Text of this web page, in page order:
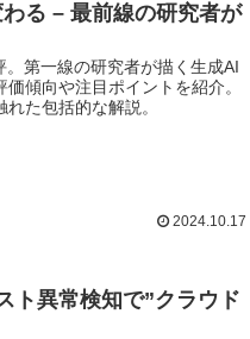
る – 最前線の研究者が
。第一線の研究者が描く生成AI
傾向や注目ポイントを紹介。
た包括的な解説。
2024.10.17
ト異常検知で”クラウド